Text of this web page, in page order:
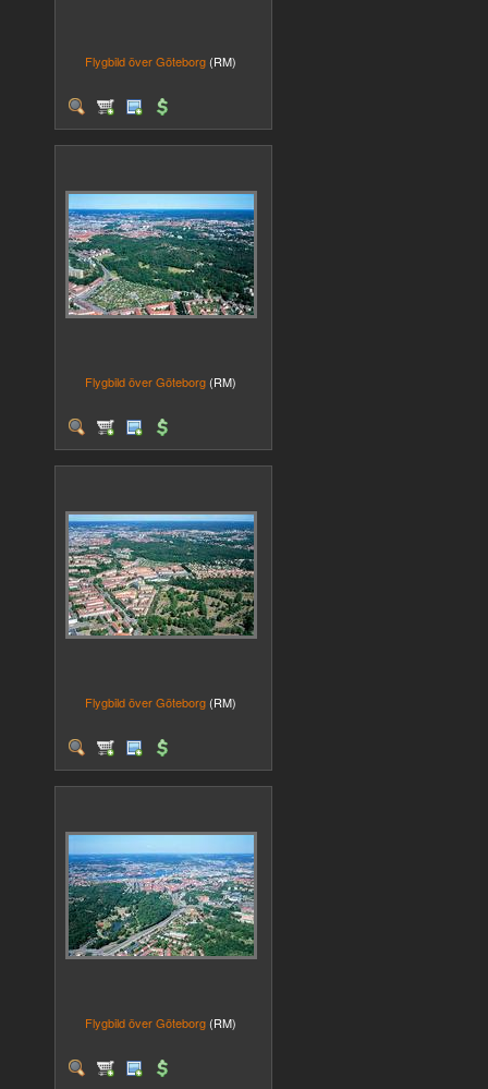
Flygbild över Göteborg (RM)
Flygbild över Göteborg (RM)
Flygbild över Göteborg (RM)
Flygbild över Göteborg (RM)